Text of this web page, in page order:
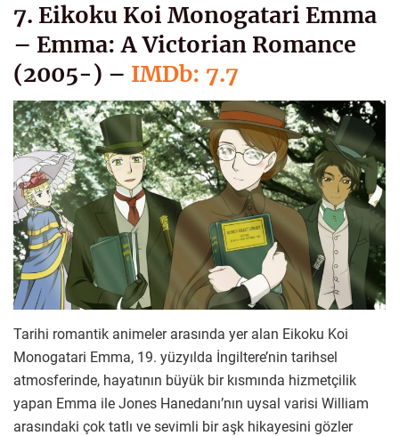
7. Eikoku Koi Monogatari Emma
– Emma: A Victorian Romance
(2005-) – IMDb: 7.7
Tarihi romantik animeler arasında yer alan Eikoku Koi
Monogatari Emma, 19. yüzyılda İngiltere’nin tarihsel
atmosferinde, hayatının büyük bir kısmında hizmetçilik
yapan Emma ile Jones Hanedanı’nın uysal varisi William
arasındaki çok tatlı ve sevimli bir aşk hikayesini gözler